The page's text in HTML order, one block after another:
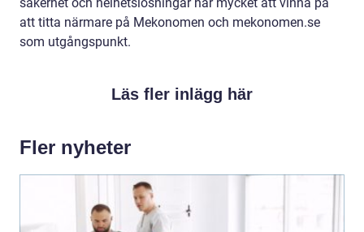
säkerhet och helhetslösningar har mycket att vinna på
att titta närmare på Mekonomen och mekonomen.se
som utgångspunkt.
Läs fler inlägg här
Fler nyheter